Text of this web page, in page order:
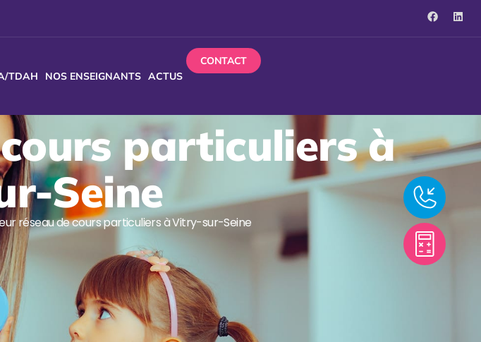
TDAH NOS ENSEIGNANTS ACTUS
CONTACT
particuliers à
Seine
réseau de cours particuliers à Vitry-sur-Seine